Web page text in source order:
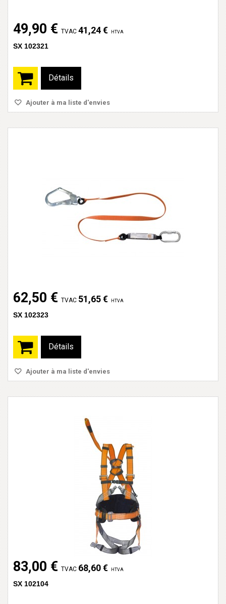
49,90 € TVAC 41,24 € HTVA
SX 102321
Détails
Ajouter à ma liste d'envies
62,50 € TVAC 51,65 € HTVA
SX 102323
Détails
Ajouter à ma liste d'envies
83,00 € TVAC 68,60 € HTVA
SX 102104